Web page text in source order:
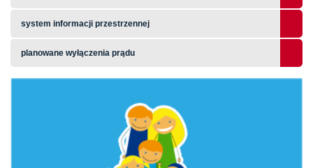
system informacji przestrzennej
planowane wyłączenia prądu